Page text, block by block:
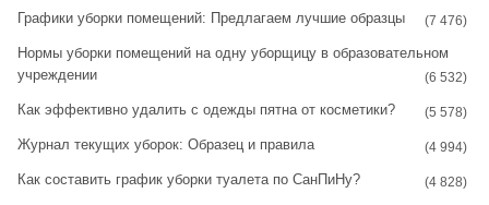
r
a
e
s
Графики уборки помещений: Предлагаем лучшие образцы (7 476)
Нормы уборки помещений на одну уборщицу в образовательном
учреждении
(6 532)
Как эффективно удалить с одежды пятна от косметики? (5 578)
Журнал текущих уборок: Образец и правила (4 994)
Как составить график уборки туалета по СанПиНу? (4 828)